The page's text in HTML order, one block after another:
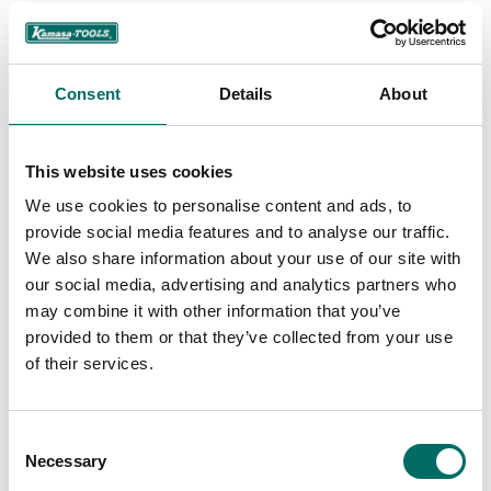
Consent Details About
This website uses cookies
We use cookies to personalise content and ads, to
provide social media features and to analyse our traffic.
We also share information about your use of our site with
our social media, advertising and analytics partners who
may combine it with other information that you’ve
provided to them or that they’ve collected from your use
of their services.
Selection
Necessary
1 st universalknut
1 st ledhandtag med gummigrepp, 215 mm
8 st 12-kant kråkfötter, 10, 11, 13, 14, 15, 17, 18, 19 mm
1/2" sats:
16 st 6-kanthylsor, 10, 12, 13, 14, 15, 16, 17, 18, 19, 20, 21, 23,
24, 27, 32, 34 mm
9 st 6-kanthylsor, 3/8, 7/16, 1/2, 9/16, 11/16, 3/4, 13/16, 7/8,